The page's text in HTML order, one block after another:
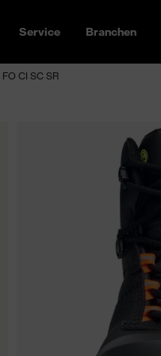
Service Branchen
CI SC SR